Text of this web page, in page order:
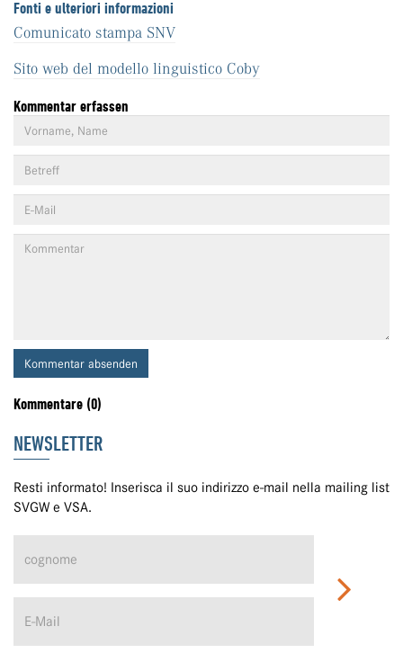
Fonti e ulteriori informazioni
Comunicato stampa SNV
Sito web del modello linguistico Coby
Kommentar erfassen
Kommentar absenden
Kommentare (0)
NEWSLETTER
Resti informato! Inserisca il suo indirizzo e-mail nella mailing list
SVGW e VSA.